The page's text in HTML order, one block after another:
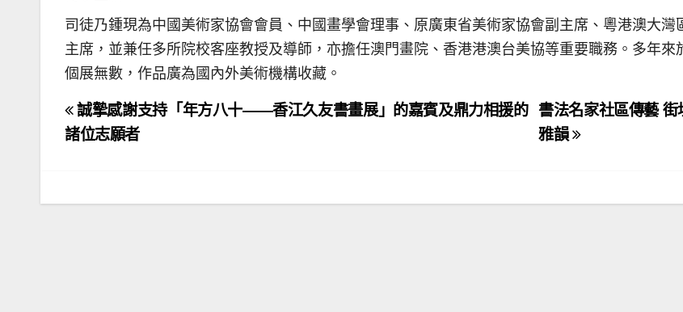
司徒乃鍾現為中國美術家協會會員、中國畫學會理事、原廣東省美術家協會副主席、粵港澳大灣
主席，並兼任多所院校客座教授及導師，亦擔任澳門畫院、香港港澳台美協等重要職務。多年來
個展無數，作品廣為國內外美術機構收藏。
文
章
覽
書法名家社區傳藝 街
雅韻
誠摯感謝支持「年方八十——香江久友書畫展」的嘉賓及鼎力相援的
諸位志願者